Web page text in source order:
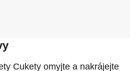
Cukety omyjte a nakrájejte